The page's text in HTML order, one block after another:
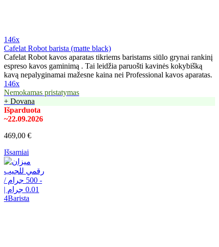
146x
Cafelat Robot barista (matte black)
Cafelat Robot kavos aparatas tikriems baristams siūlo grynai rankinį
espreso kavos gaminimą . Tai leidžia paruošti kavinės kokybišką
kavą nepalyginamai mažesne kaina nei Professional kavos aparatas.
146x
Nemokamas pristatymas
+ Dovana
Išparduota
~22.09.2026
469,00 €
Išsamiai